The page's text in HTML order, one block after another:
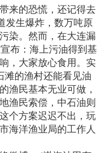
来的恐慌，还记得去
发生爆炸，数万吨原
染。然而，在大连漏
布：海上污油得到基
，大家放心食用。实
滩的渔村还能看见油
渔民基本无业可做，
渔民索偿，中石油则
个方案迟迟不出，玩
海洋渔业局的工作人